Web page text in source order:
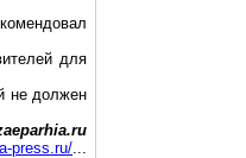
для
не должен
press.ru/...